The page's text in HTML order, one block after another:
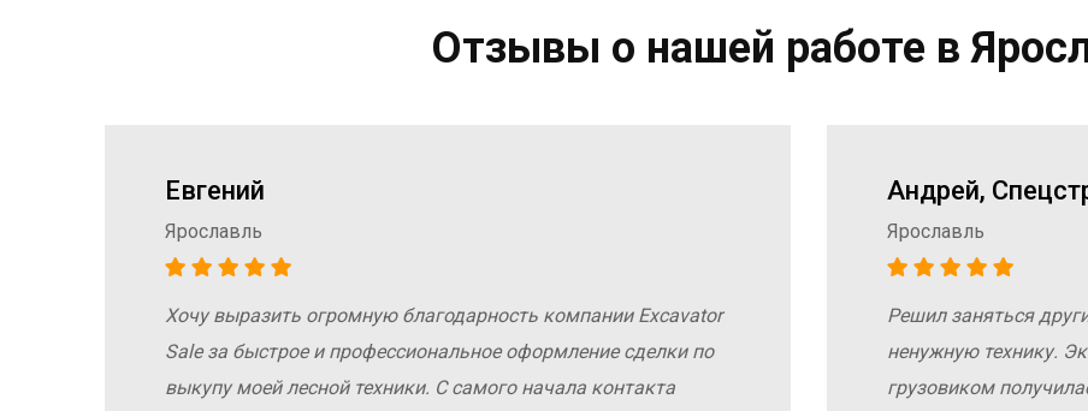
Отзывы о нашей работе в
Евгений
Ярославль
Хочу выразить огромную благодарность компании Excavator
Sale за быстрое и профессиональное оформление сделки по
выкупу моей лесной техники. С самого начала контакта
Андрей,
Ярославль
Решил заняться
ненужную технику.
грузовиком